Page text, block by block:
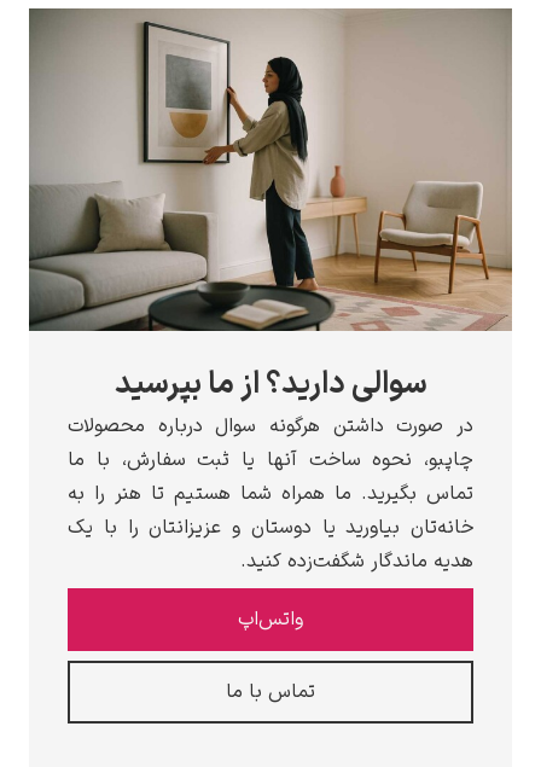
سوالی دارید؟ از ما بپرسید
داشتن هرگونه سوال درباره محصولات
نحوه ساخت آنها یا ثبت سفارش، با ما
بگیرید. ما همراه شما هستیم تا هنر را به
بیاورید یا دوستان و عزیزانتان را با یک
شگفت‌زده کنید.